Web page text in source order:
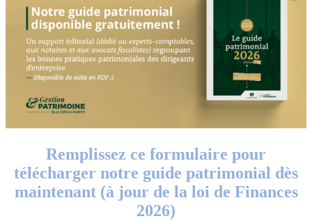
Remplissez ce formulaire pour
télécharger notre guide patrimonial dès
maintenant (à jour de la loi de Finances
2026)